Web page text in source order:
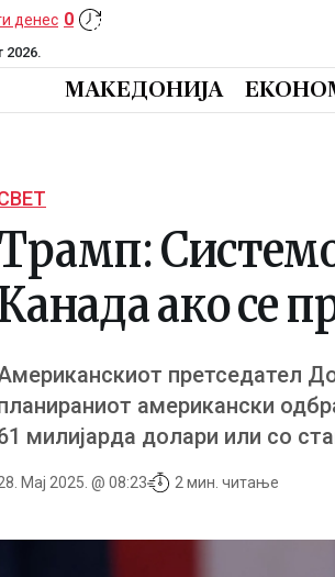
денес 0
2026.
МАКЕДОНИЈА
ако се
претседател
американски
милијарда долари или со
Мај 2025. @ 08:23 2 мин. читање